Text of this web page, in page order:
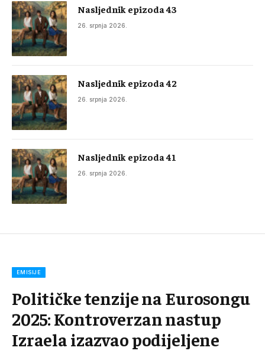
Nasljednik epizoda 43
26. srpnja 2026.
Nasljednik epizoda 42
26. srpnja 2026.
Nasljednik epizoda 41
26. srpnja 2026.
EMISIJE
Političke tenzije na Eurosongu
2025: Kontroverzan nastup
Izraela izazvao podijeljene